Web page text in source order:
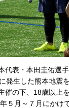
代表・本田圭佑選
発生した熊本地震
催の下、18歳以上
５月～７月にかけ